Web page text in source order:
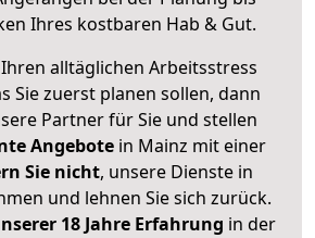
Ihres kostbaren Hab & Gut.
alltäglichen Arbeitsstress
Sie zuerst planen sollen, dann
Partner für Sie und stellen
Angebote in Mainz mit einer
Sie nicht, unsere Dienste in
und lehnen Sie sich zurück.
18 Jahre Erfahrung in der